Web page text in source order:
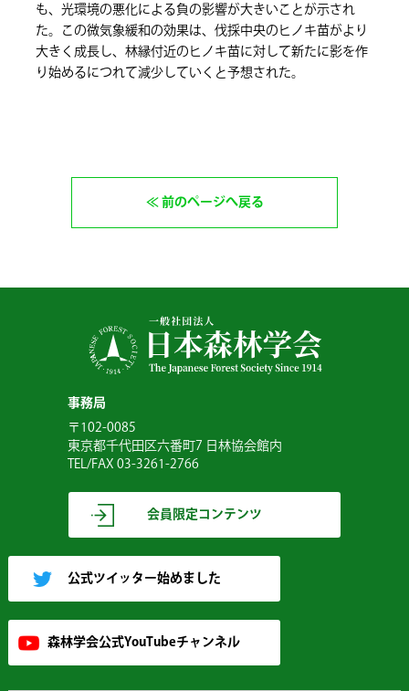
も、光環境の悪化による負の影響が大きいことが示され
た。この微気象緩和の効果は、伐採中央のヒノキ苗がより
大きく成長し、林縁付近のヒノキ苗に対して新たに影を作
り始めるにつれて減少していくと予想された。
前のページへ戻る
事務局
〒102-0085
東京都千代田区六番町7 日林協会館内
TEL/FAX 03-3261-2766
会員限定コンテンツ
公式ツイッター始めました
森林学会公式YouTubeチャンネル